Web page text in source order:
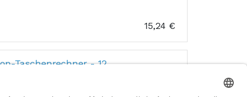
15,24 €
Taschenrechner - 12